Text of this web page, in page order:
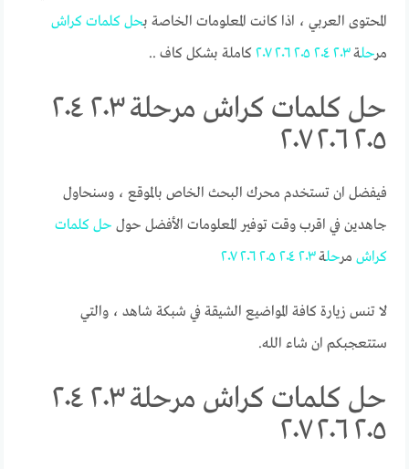
المحتوى العربي ، اذا كانت المعلومات الخاصة بحل كلمات كراش
مرحلة٢٠٣ ٢٠٤ ٢٠٥ ٢٠٦ ٢٠٧ كاملة بشكل كاف ..
حل كلمات كراش مرحلة ٢٠٣ ٢٠٤
٢٠٥ ٢٠٦ ٢٠٧
فيفضل ان تستخدم محرك البحث الخاص بالموقع ، وسنحاول
جاهدين في اقرب وقت توفير المعلومات الأفضل حول حل كلمات
كراش مرحلة٢٠٣ ٢٠٤ ٢٠٥ ٢٠٦ ٢٠٧
لا تنس زيارة كافة المواضيع الشيقة في شبكة شاهد ، والتي
ستتعجبكم ان شاء الله.
حل كلمات كراش مرحلة ٢٠٣ ٢٠٤
٢٠٥ ٢٠٦ ٢٠٧